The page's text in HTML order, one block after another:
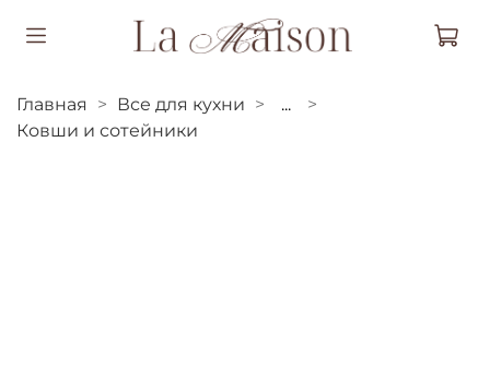
Главная Все для кухни
...
Ковши и сотейники